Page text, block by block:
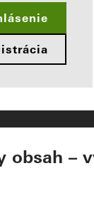
obsah –